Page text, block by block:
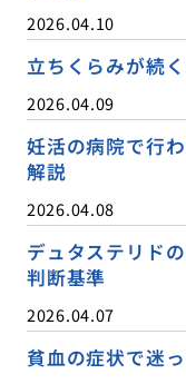
2026.04.10
立ちくらみが続
2026.04.09
妊活の病院で行
解説
2026.04.08
デュタステリド
判断基準
2026.04.07
貧血の症状で迷